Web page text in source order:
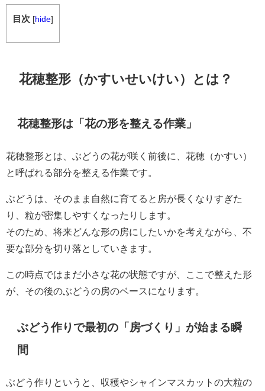
目次 [hide]
花穂整形（かすいせいけい）とは？
花穂整形は「花の形を整える作業」
花穂整形とは、ぶどうの花が咲く前後に、花穂（かすい）
と呼ばれる部分を整える作業です。
ぶどうは、そのまま自然に育てると房が長くなりすぎた
り、粒が密集しやすくなったりします。
そのため、将来どんな形の房にしたいかを考えながら、不
要な部分を切り落としていきます。
この時点ではまだ小さな花の状態ですが、ここで整えた形
が、その後のぶどうの房のベースになります。
ぶどう作りで最初の「房づくり」が始まる瞬
間
ぶどう作りというと、収穫やシャインマスカットの大粒の